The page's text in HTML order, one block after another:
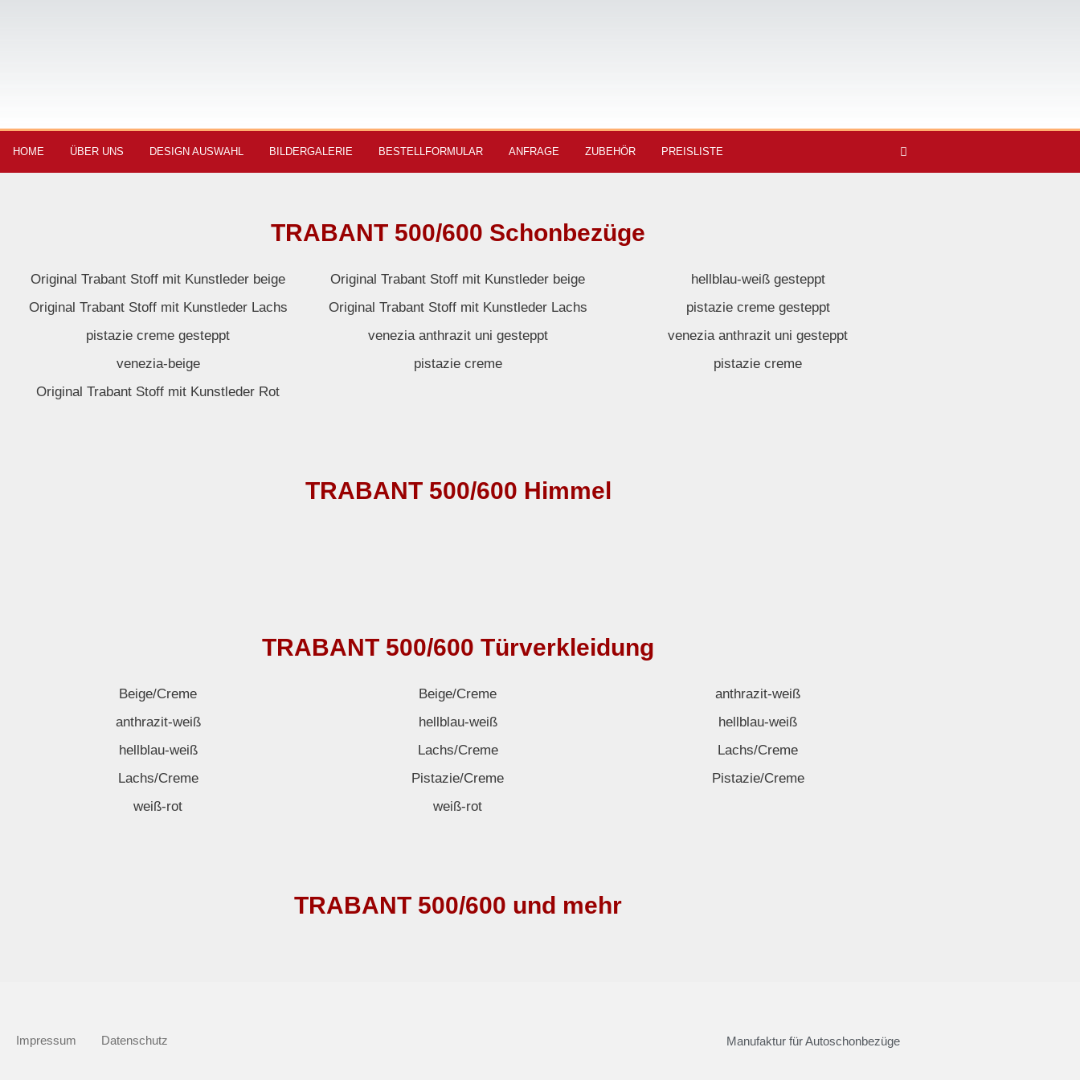
HOME ÜBER UNS DESIGN AUSWAHL BILDERGALERIE BESTELLFORMULAR ANFRAGE ZUBEHÖR PREISLISTE
TRABANT 500/600 Schonbezüge
Original Trabant Stoff mit Kunstleder beige Original Trabant Stoff mit Kunstleder beige
hellblau-weiß gesteppt
Original Trabant Stoff mit Kunstleder Lachs
Original Trabant Stoff mit Kunstleder Lachs
pistazie creme gesteppt
pistazie creme gesteppt
venezia anthrazit uni gesteppt
venezia anthrazit uni gesteppt
venezia-beige
pistazie creme
pistazie creme
Original Trabant Stoff mit Kunstleder Rot
TRABANT 500/600 Himmel
TRABANT 500/600 Türverkleidung
Beige/Creme Beige/Creme
anthrazit-weiß
anthrazit-weiß
hellblau-weiß
hellblau-weiß
hellblau-weiß
Lachs/Creme
Lachs/Creme
Lachs/Creme
Pistazie/Creme
Pistazie/Creme
weiß-rot
weiß-rot
TRABANT 500/600 und mehr
Impressum Datenschutz Manufaktur für Autoschonbezüge